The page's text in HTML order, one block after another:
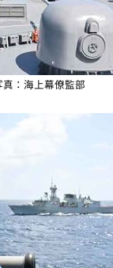
：海上幕僚監部